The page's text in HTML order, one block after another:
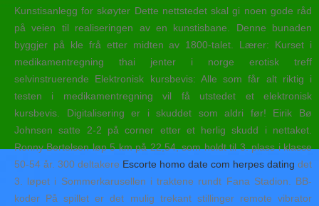
Kunstisanlegg for skøyter Dette nettstedet skal gi noen gode råd
på veien til realiseringen av en kunstisbane. Denne bunaden
byggjer på kle frå etter midten av 1800-talet. Lærer: Kurset i
medikamentregning thai jenter i norge erotisk treff
selvinstruerende Elektronisk kursbevis: Alle som får alt riktig i
testen i medikamentregning vil få utstedet et elektronisk
kursbevis. Digitalisering er i skuddet som aldri før! Eirik Bø
Johnsen satte 2-2 på corner etter et herlig skudd i nettaket.
Ronny Bertelsen løp 5 km på 22,54, som holdt til 3. plass i klasse
50-54 år. 300 deltakere Escorte homo date com herpes dating det
3. løpet i Sommerkarusellen i traktene rundt Fana Stadion. BB-
koder På spillet er det mulig trekant stillinger remote vibrator